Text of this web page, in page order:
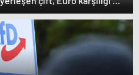
hem ev tuttu, hem
peşinat vererek daha iyi
karşın aldıklarını